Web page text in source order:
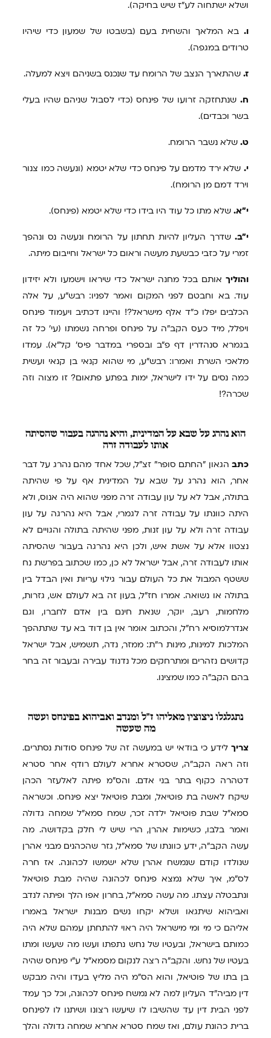
ושלא ישתחוה לע"ז שיש בחיקה).
ו. בא המלאך והשחית בעם (בשבטו של שמעון כדי שיהיו
טרודים במגפה).
ז. שהתארך הנצב של הרומח עד שנכנס בשניהם ויצא למעלה.
ח. שנתחזקה זרועו של פינחס (כדי לסבול שניהם שהיו בעלי
בשר וכבדים).
ט. שלא נשבר הרומח.
י. שלא ירד מדמם על פינחס כדי שלא יטמא (ונעשה כמו צנור
וירד דמם מן הרומח).
י"א. שלא מתו כל עוד היו בידו כדי שלא יטמא (פינחס).
י"ב. שדרך העליון להיות תחתון על הרומח ונעשה נס ונהפך
זמרי על כזבי כבשעת מעשה וראום כל ישראל וחייבום מיתה.
והוליך אותם בכל מחנה ישראל כדי שיראו וישמעו ולא יזידון
עוד. בא וחבטם לפני המקום ואמר לפניו: רבש"ע, על אלה
הכלבים יפלו כ"ד אלף מישראל?! והיינו דכתיב ויעמוד פינחס
ויפלל, מיד כעס הקב"ה על פינחס ופרחה נשמתו (עי' כל זה
בגמרא סנהדרין דף פ"ב ובספרי במדבר פיס' קל"א). עמדו
מלאכי השרת ואמרו: רבש"ע, מי שהוא קנאי בן קנאי ועשית
כמה נסים על ידו לישראל, ימות בפתע פתאום? זו מצוה וזה
שכרה?!
הוא נהרג על שבא על המדינית, והיא נהרגה בעבור שהסיתה
אותו לעבודה זרה
כתב הגאון "החתם סופר" זצ"ל, שכל אחד מהם נהרג על דבר
אחר, הוא נהרג על שבא על המדינית אף על פי שהיתה
בתולה, אבל לא על עון עבודה זרה מפני שהוא היה אנוס, ולא
היתה כוונתו על עבודה זרה לגמרי, אבל היא נהרגה על עון
עבודה זרה ולא על עון זנות, מפני שהיתה בתולה והגויים לא
נצטוו אלא על אשת איש, ולכן היא נהרגה בעבור שהסיתה
אותו לעבודה זרה, אבל ישראל לא כן, כמו שכתוב בפרשת נח
ששטף המבול את כל העולם עבור גילוי עריות ואין הבדל בין
בתולה או נשואה. אמרו חז"ל, בעון זה בא לעולם אש, גזרות,
מלחמות, רעב, יוקר, שנאת חינם בין אדם לחברו, וגם
אנדרלמוסיא רח"ל, והכתוב אומר אין בן דוד בא עד שתתהפך
המלכות למינות, מינות ר"ת: ממזר, נדה, תשמיש, אבל ישראל
קדושים נזהרים ומתרחקים מכל נדנוד עבירה ובעבור זה בחר
בהם הקב"ה כמו שמצינו.
נתגלגלו ניצוצין מאליהו ז"ל ומנדב ואביהוא בפינחס ועשה
מה שעשה
צריך לידע כי בודאי יש במעשה זה של פינחס סודות נסתרים.
וזה ראה הקב"ה, שסטרא אחרא לעולם רודף אחר סטרא
דטהרה כקוף בתר בני אדם. והס"מ פיתה לאלעזר הכהן
שיקח לאשה בת פוטיאל, ומבת פוטיאל יצא פינחס. וכשראה
סמא"ל שבת פוטיאל ילדה זכר, שמח סמא"ל שמחה גדולה
ואמר בלבו, כשימות אהרן, הרי שיש לי חלק בקדושה. מה
עשה הקב"ה, ידע כוונתו של סמא"ל, גזר שהכהנים מבני אהרן
שנולדו קודם שנמשח אהרן שלא ישמשו לכהונה. אז חרה
לס"מ, איך שלא נמצא פינחס לכהונה שהיה מבת פוטיאל
ונתבטלה עצתו. מה עשה סמא"ל, בחרון אפו הלך ופיתה לנדב
ואביהוא שיתגאו ושלא יקחו נשים מבנות ישראל באמרו
אליהם כי מי ומי מישראל היה ראוי להתחתן עמהם שלא היה
כמותם בישראל, ובעטיו של נחש נתפתו ועשו מה שעשו ומתו
בעטיו של נחש. והקב"ה רצה לנקום מסמא"ל ע"י פינחס שהיה
בן בתו של פוטיאל, והוא הס"מ היה מליץ בעדו והיה מבקש
דין מביה"ד העליון למה לא נמשח פינחס לכהונה, וכל כך עמד
לפני הבית דין עד שהשיבו לו שיעשו רצונו ושיתנו לו לפינחס
ברית כהונת עולם, ואז שמח סטרא אחרא שמחה גדולה והלך